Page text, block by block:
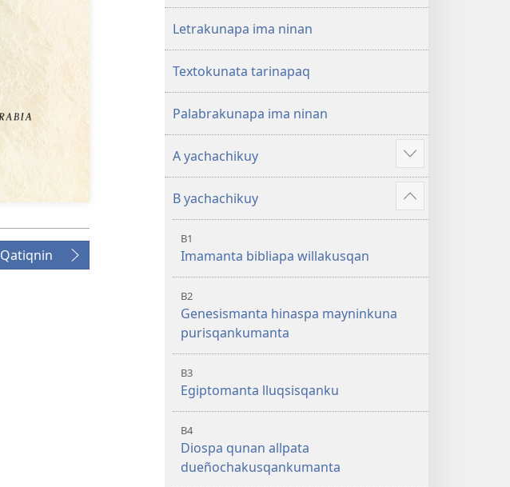
Qatiqnin
Letrakunapa ima ninan
Textokunata tarinapaq
Palabrakunapa ima ninan
A yachachikuy
Mas
qawaytam
munani
B yachachikuy
Mas
qawaytam
B1
Imamanta bibliapa willakusqan
B2
Genesismanta hinaspa mayninkuna
purisqankumanta
B3
Egiptomanta lluqsisqanku
B4
Diospa qunan allpata
dueñochakusqankumanta